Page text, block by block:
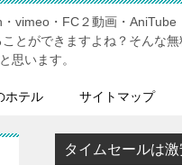
vimeo・FC２動画・AniTube
とができますよね？そんな無
思います。
ホテル サイトマップ
タイムセールは